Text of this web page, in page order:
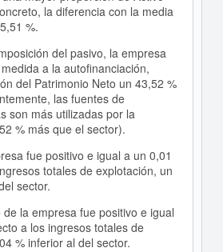
la diferencia con la media
%.
del pasivo, la empresa
a la autofinanciación,
del Patrimonio Neto un 43,52 %
las fuentes de
son más utilizadas por la
% más que el sector).
fue positivo e igual a un 0,01
totales de explotación, un
sector.
de la empresa fue positivo e igual
a los ingresos totales de
% inferior al del sector.